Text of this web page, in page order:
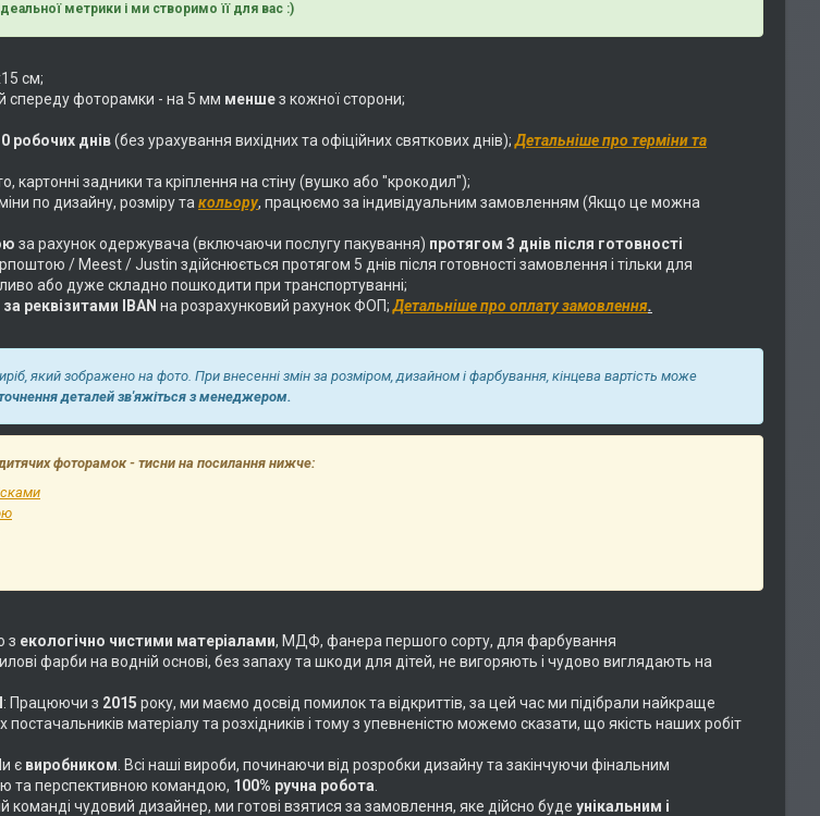
метрики і ми створимо її для вас :)
см;
спереду фоторамки - на 5 мм меншез кожної сторони;
робочих днів(без урахування вихідних та офіційних святкових днів);Детальніше про терміни та
картонні задники та кріплення на стіну (вушко або "крокодил");
по дизайну, розміру та кольору, працюємо за індивідуальним замовленням (Якщо це можна
за рахунок одержувача (включаючи послугу пакування) протягом 3 днів після готовності
/ Meest / Justin здійснюється протягом 5 днів після готовності замовлення і тільки для
або дуже складно пошкодити при транспортуванні;
реквізитами IBAN на розрахунковий рахунок ФОП;Детальніше про оплату замовлення.
який зображено на фото. При внесенні змін за розміром, дизайном і фарбування, кінцева вартість може
деталей зв'яжіться з менеджером.
фоторамок - тисни на посилання нижче:
з екологічно чистими матеріалами, МДФ, фанера першого сорту, для фарбування
фарби на водній основі, без запаху та шкоди для дітей, не вигоряють і чудово виглядають на
: Працюючи з 2015 року, ми маємо досвід помилок та відкриттів, за цей час ми підібрали найкраще
матеріалу та розхідників і тому з упевненістю можемо сказати, що якість наших робіт
є виробником . Всі наші вироби, починаючи від розробки дизайну та закінчуючи фінальним
та перспективною командою, 100% ручна робота
команді чудовий дизайнер, ми готові взятися за замовлення, яке дійсно буде унікальним і